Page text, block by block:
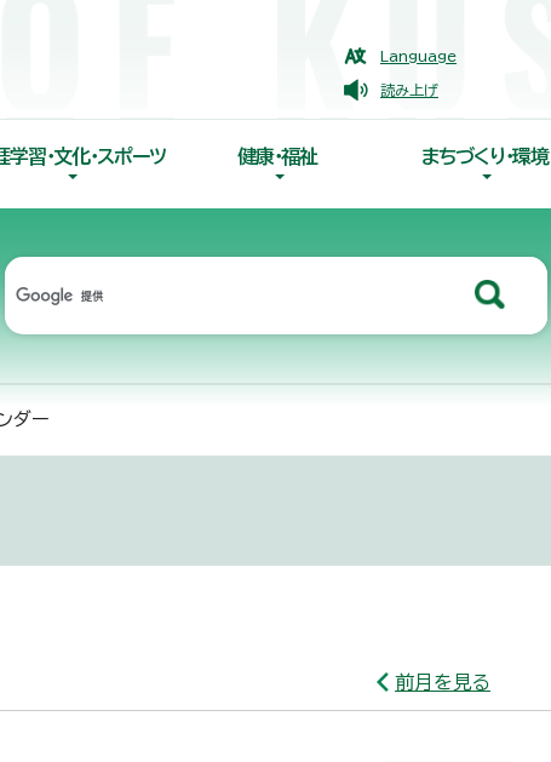
Language
読み上げ
学習・文化・スポーツ 健康・福祉 まちづくり・環境
ダー
前月を見る